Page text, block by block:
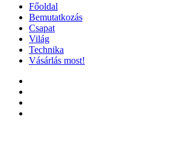
Főoldal
Bemutatkozás
Csapat
Világ
Technika
Vásárlás most!